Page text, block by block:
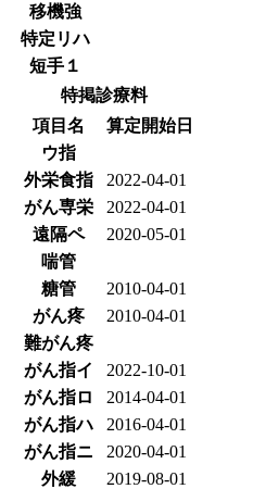
移機強
特定リハ
短手１
特掲診療料
項目名
算定開始日
ウ指
外栄食指
2022-04-01
がん専栄
2022-04-01
遠隔ペ
2020-05-01
喘管
糖管
2010-04-01
がん疼
2010-04-01
難がん疼
がん指イ
2022-10-01
がん指ロ
2014-04-01
がん指ハ
2016-04-01
がん指ニ
2020-04-01
外緩
2019-08-01